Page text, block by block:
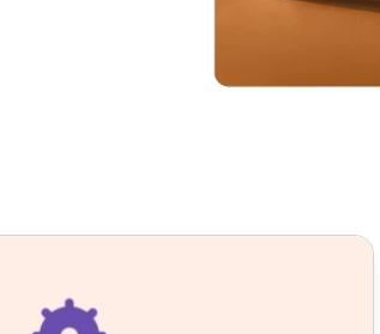
Cơ sở Kiến thức: 12 Lợi thế Chính Nội bộ